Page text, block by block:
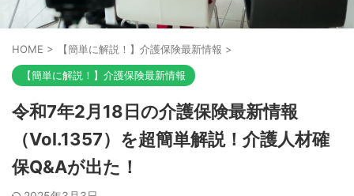
HOME > 【簡単に解説！】介護保険最新情報 >
【簡単に解説！】介護保険最新情報
令和7年2月18日の介護保険最新情報
（Vol.1357）を超簡単解説！介護人材確
保Q&Aが出た！